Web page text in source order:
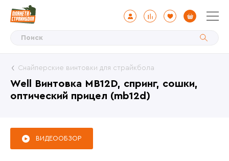
Well Винтовка MB12D, спринг, сошки,
оптический прицел (mb12d)
Снайперские винтовки для страйкбола
ВИДЕООБЗОР